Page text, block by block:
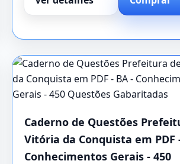
Caderno de Questões
Vitória da Conquista em PDF
Conhecimentos Gerais - 450